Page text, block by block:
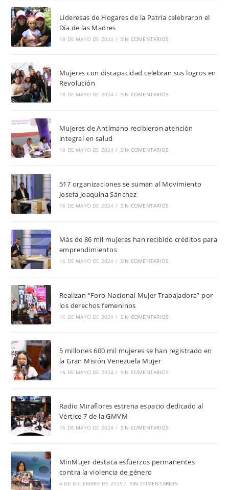
Lideresas de Hogares de la Patria celebraron el
Día de las Madres
18 DE MAYO DE 2024 / SIN COMENTARIOS
Mujeres con discapacidad celebran sus logros en
Revolución
18 DE MAYO DE 2024 / SIN COMENTARIOS
Mujeres de Antímano recibieron atención
integral en salud
18 DE MAYO DE 2024 / SIN COMENTARIOS
517 organizaciones se suman al Movimiento
Josefa Joaquina Sánchez
16 DE MAYO DE 2024 / SIN COMENTARIOS
Más de 86 mil mujeres han recibido créditos para
emprendimientos
16 DE MAYO DE 2024 / SIN COMENTARIOS
Realizan “Foro Nacional Mujer Trabajadora” por
los derechos femeninos
16 DE MAYO DE 2024 / SIN COMENTARIOS
5 millones 600 mil mujeres se han registrado en
la Gran Misión Venezuela Mujer
16 DE MAYO DE 2024 / SIN COMENTARIOS
Radio Miraflores estrena espacio dedicado al
Vértice 7 de la GMVM
16 DE MAYO DE 2024 / SIN COMENTARIOS
MinMujer destaca esfuerzos permanentes
contra la violencia de género
4 DE DICIEMBRE DE 2025 / SIN COMENTARIOS